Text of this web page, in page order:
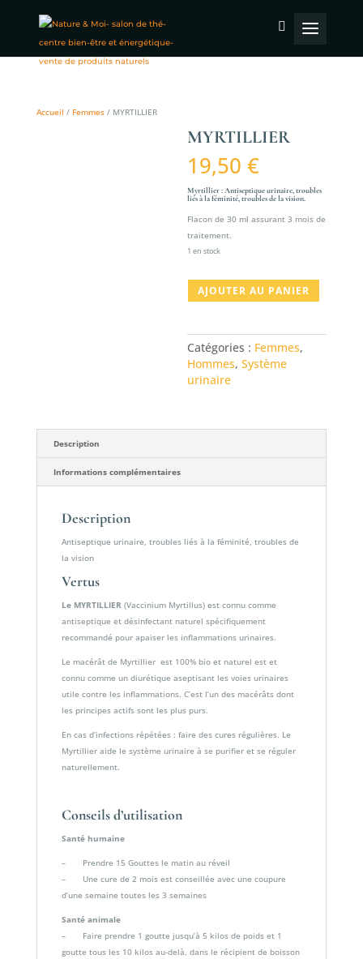
Accueil / Femmes/ MYRTILLIER
MYRTILLIER
19,50€
Myrtillier : Antiseptique urinaire, troubles
liés à la féminité, troubles de la vision.
Flacon de 30 ml assurant 3 mois de
traitement.
1 en stock
quantité
de
AJOUTER AU PANIER
Catégories : Femmes,
Hommes,Système
urinaire
Description
Informations complémentaires
Description
Antiseptique urinaire, troubles liés à la féminité, troubles de
la vision
Vertus
Le MYRTILLIER(Vaccinium Myrtillus) est connu comme
antiseptique et désinfectant naturel spécifiquement
recommandé pour apaiser les inflammations urinaires.
Le macérât de Myrtillier est 100% bio et naturel est et
connu comme un diurétique aseptisant les voies urinaires
utile contre les inflammations. C’est l’un des macérâts dont
les principes actifs sont les plus purs.
En cas d’infections répétées : faire des cures régulières. Le
Myrtillier aide le système urinaire à se purifier et se réguler
naturellement.
Conseils d’utilisation
Santé humaine
– Prendre 15 Gouttes le matin au réveil
– Une cure de 2 mois est conseillée avec une coupure
d’une semaine toutes les 3 semaines
Santé animale
– Faire prendre 1 goutte jusqu’à 5 kilos de poids et 1
goutte tous les 10 kilos au-delà, dans le récipient de boisson